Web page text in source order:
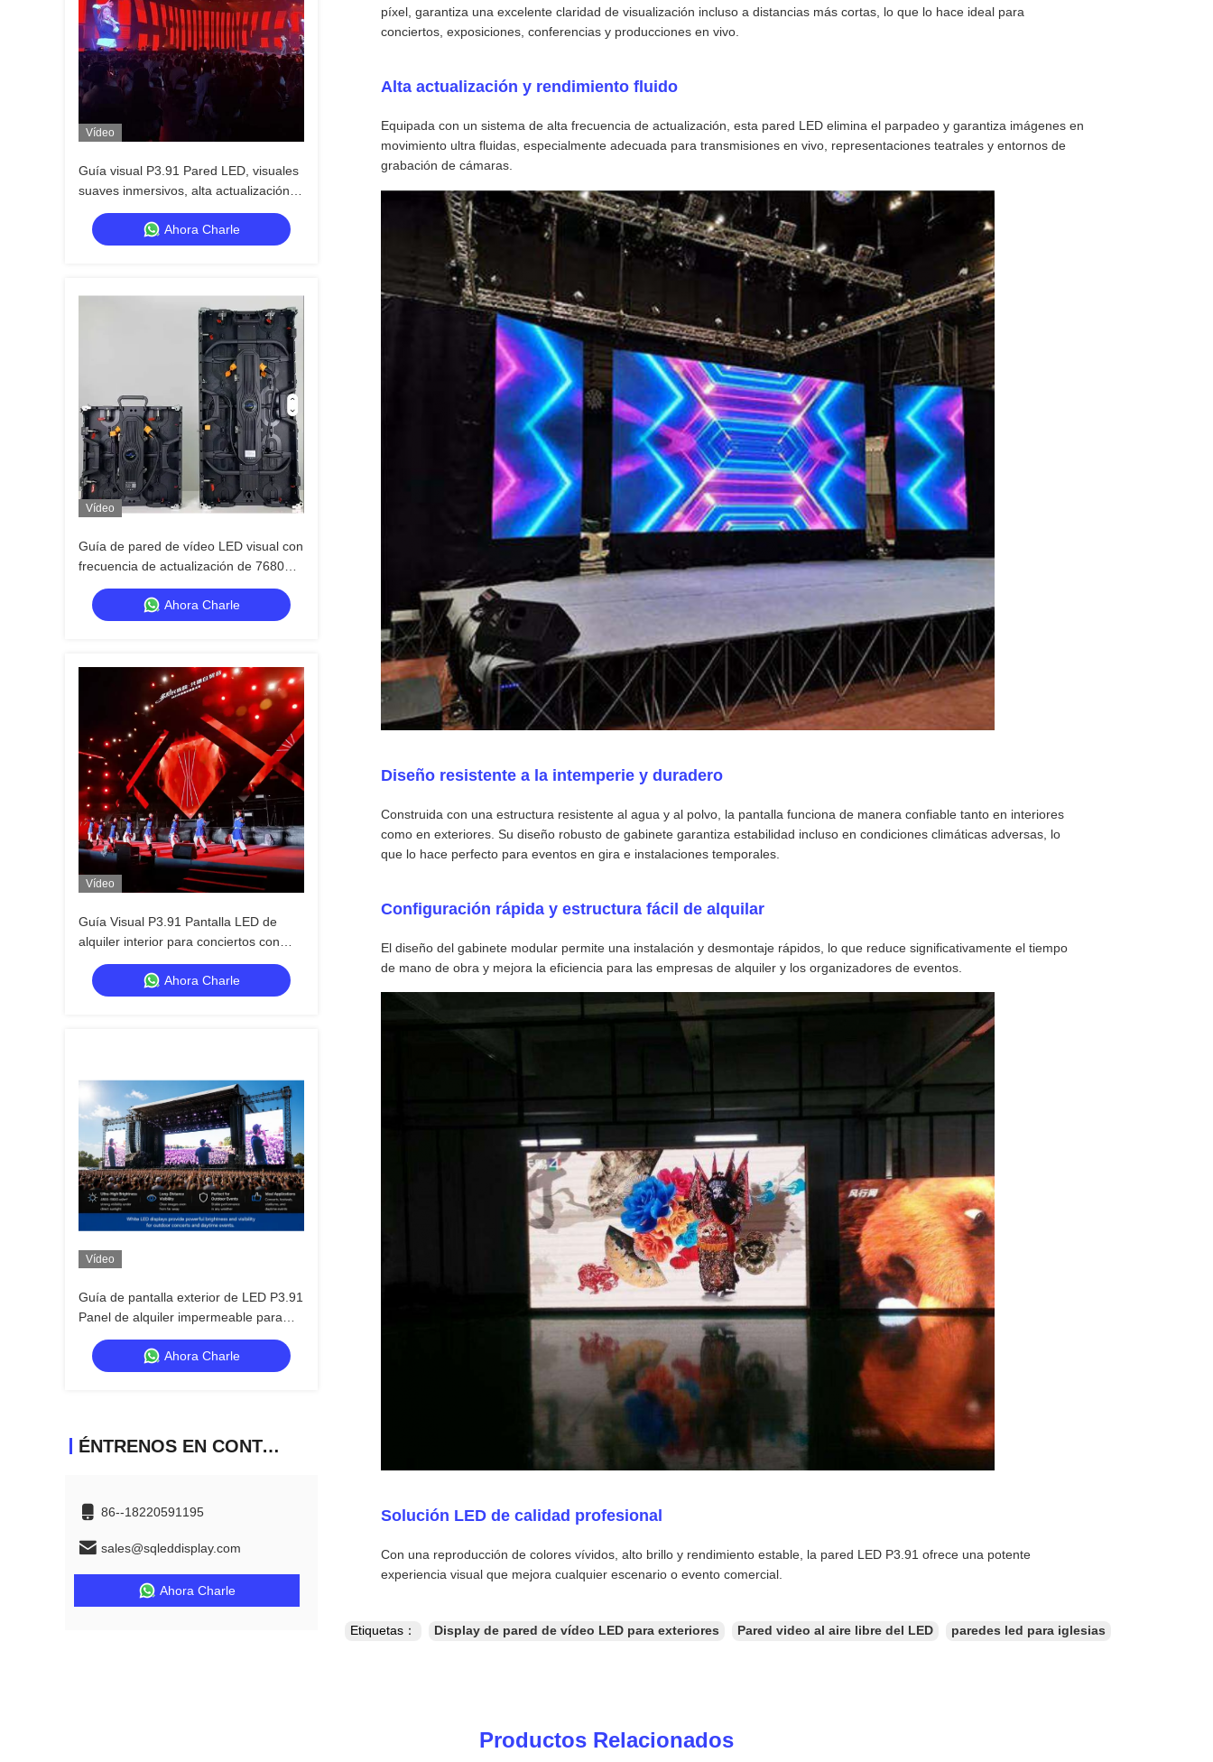
Vídeo
Guía visual P3.91 Pared LED, visuales
suaves inmersivos, alta actualización,
resistente al agua, construido para el
impacto del escenarioAhora Charle
Vídeo
Guía de pared de vídeo LED visual con
frecuencia de actualización de 7680Hz
IP65 a prueba de agua para eventos
Ahora Charle
Vídeo
Guía Visual P3.91 Pantalla LED de
alquiler interior para conciertos con
señal estable y alta frecuencia de
actualización
Ahora Charle
Vídeo
Guía de pantalla exterior de LED P3.91
Panel de alquiler impermeable para
escenarios de conciertos y exhibición
de eventos
Ahora Charle
ÉNTRENOS EN CONTACTO CON
86--18220591195
sales@sqleddisplay.com
Ahora Charle
píxel, garantiza una excelente claridad de visualización incluso a distancias más cortas, lo que lo hace ideal para
conciertos, exposiciones, conferencias y producciones en vivo.
Alta actualización y rendimiento fluido
Equipada con un sistema de alta frecuencia de actualización, esta pared LED elimina el parpadeo y garantiza imágenes en
movimiento ultra fluidas, especialmente adecuada para transmisiones en vivo, representaciones teatrales y entornos de
grabación de cámaras.
Diseño resistente a la intemperie y duradero
Construida con una estructura resistente al agua y al polvo, la pantalla funciona de manera confiable tanto en interiores
como en exteriores. Su diseño robusto de gabinete garantiza estabilidad incluso en condiciones climáticas adversas, lo
que lo hace perfecto para eventos en gira e instalaciones temporales.
Configuración rápida y estructura fácil de alquilar
El diseño del gabinete modular permite una instalación y desmontaje rápidos, lo que reduce significativamente el tiempo
de mano de obra y mejora la eficiencia para las empresas de alquiler y los organizadores de eventos.
Solución LED de calidad profesional
Con una reproducción de colores vívidos, alto brillo y rendimiento estable, la pared LED P3.91 ofrece una potente
experiencia visual que mejora cualquier escenario o evento comercial.
Etiquetas： Display de pared de vídeo LED para exteriores Pared video al aire libre del LED paredes led para iglesias
Productos Relacionados